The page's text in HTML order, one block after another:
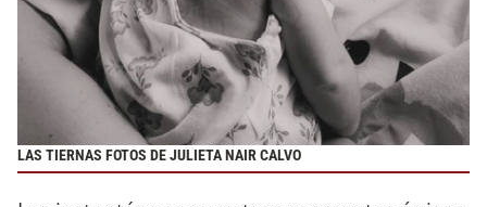
LAS TIERNAS FOTOS DE JULIETA NAIR CALVO